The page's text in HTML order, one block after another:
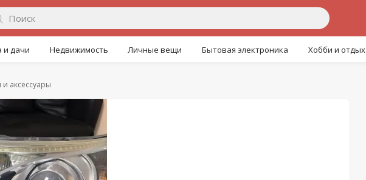
и дачи Недвижимость Личные вещи Бытовая электроника Хобби и отдых
и аксессуары